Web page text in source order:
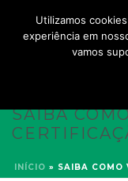
SAIBA
INÍCIO » SAIBA COMO
Utilizamos
experiência em
vamos